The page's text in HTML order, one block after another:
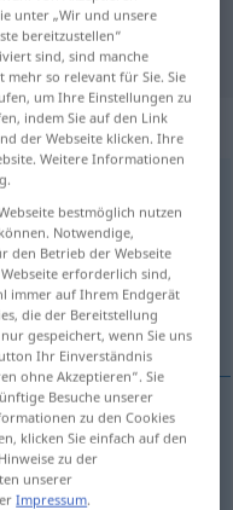
antippen)
JUR
unter „Wir und unsere
bereitzustellen“
sind, sind manche
so relevant für Sie. Sie
um Ihre Einstellungen zu
indem Sie auf den Link
der Webseite klicken. Ihre
Weitere Informationen
bestmöglich nutzen
Notwendige,
den Betrieb der Webseite
erforderlich sind,
immer auf Ihrem Endgerät
die der Bereitstellung
gespeichert, wenn Sie uns
Ihr Einverständnis
ohne Akzeptieren“. Sie
Besuche unserer
zu den Cookies
klicken Sie einfach auf den
zu der
unserer
Impressum.